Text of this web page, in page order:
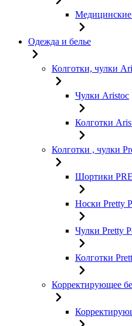
Медицинские
Одежда и белье
Колготки, чулки
Чулки Aristoc
Колготки
Колготки , чулки
Шортики
Носки Pretty
Чулки Pretty
Колготки
Корректирующее